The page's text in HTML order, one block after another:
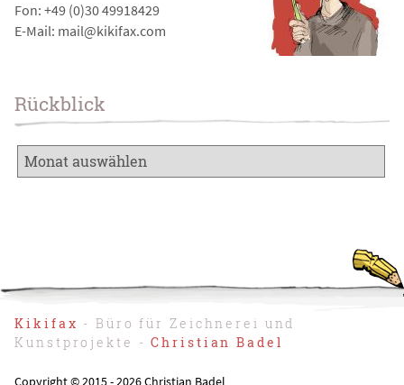
Fon: +49 (0)30 49918429
E-Mail: mail@kikifax.com
Rückblick
Kikifax - Büro für Zeichnerei und
Kunstprojekte -Christian Badel
Copyright © 2015 - 2026 Christian Badel